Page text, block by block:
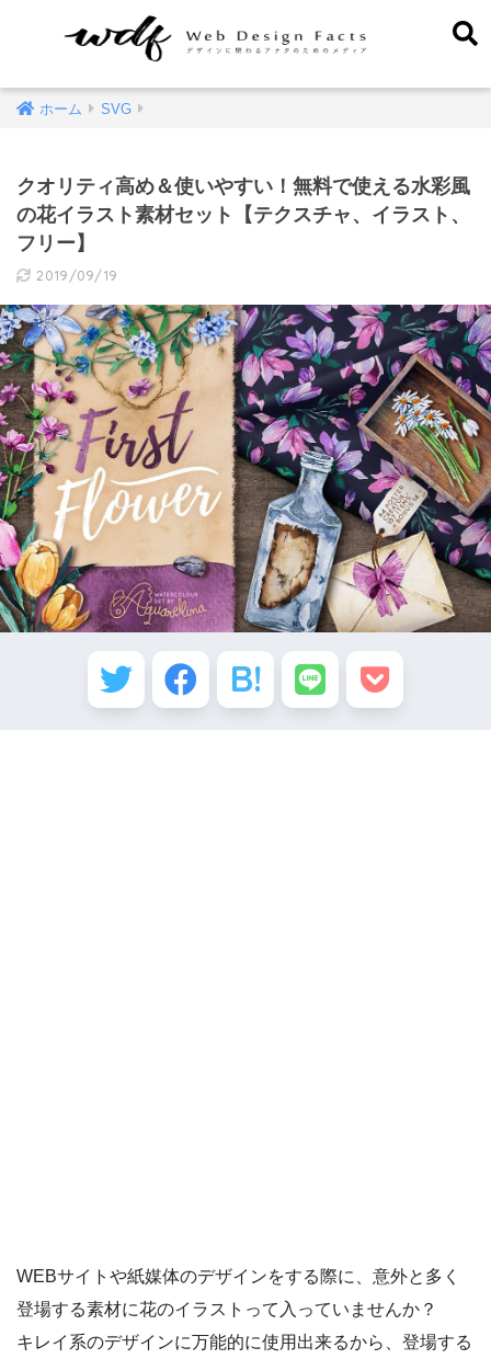
ホーム SVG
クオリティ高め＆使いやすい！無料で使える水彩風
の花イラスト素材セット【テクスチャ、イラスト、
フリー】
2019/09/19
WEBサイトや紙媒体のデザインをする際に、意外と多く
登場する素材に花のイラストって入っていませんか？
キレイ系のデザインに万能的に使用出来るから、登場する